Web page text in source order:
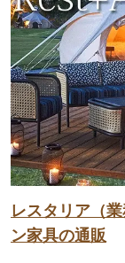
レスタリア（
ン家具の通販